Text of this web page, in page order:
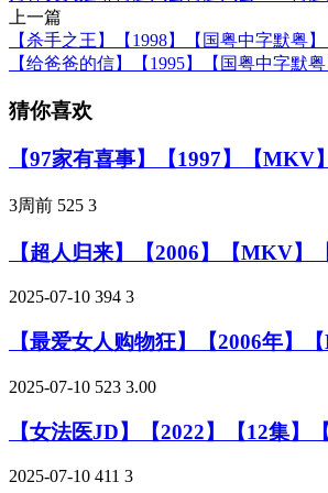
上一篇
【杀手之王】【1998】【国粤中字默粤
【给爸爸的信】【1995】【国粤中字默
猜你喜欢
【97家有喜事】【1997】【
3周前 525 3
【超人归来】【2006】【MKV
2025-07-10 394 3
【最爱女人购物狂】【2006年】
2025-07-10 523 3.00
【女法医JD】【2022】【12集
2025-07-10 411 3